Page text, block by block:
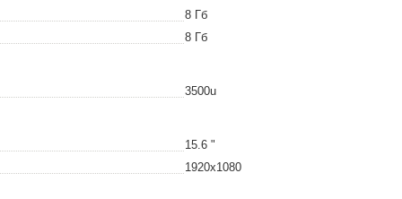
8 Гб
8 Гб
3500u
15.6 "
1920x1080